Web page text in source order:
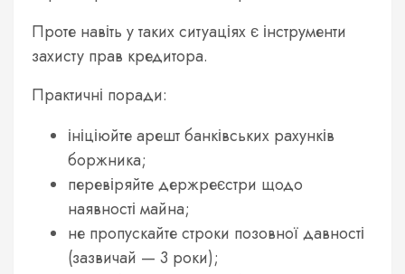
Проте навіть у таких ситуаціях є інструменти
захисту прав кредитора.
Практичні поради:
ініціюйте арешт банківських рахунків
боржника;
перевіряйте держреєстри щодо
наявності майна;
не пропускайте строки позовної давності
(зазвичай — 3 роки);